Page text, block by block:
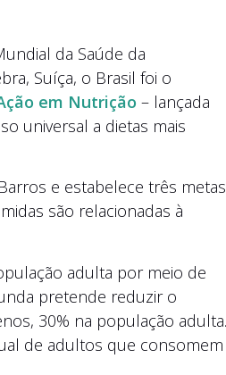
da Saúde da
Suíça, o Brasil foi o
em Nutrição – lançada
universal a dietas mais
e estabelece três metas
são relacionadas à
adulta por meio de
pretende reduzir o
30% na população adulta.
de adultos que consomem